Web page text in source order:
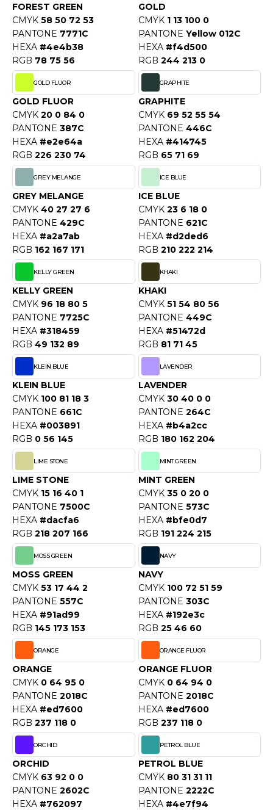
LEWIS
ATHLETIC®
ATHLETIC® COLLECTION
ETIQUETTE
CLOTHING
DENIM
ONE TOWELLING
CITY
MILL
FOREST GREEN
CMYK 58 50 72 53
PANTONE 7771C
HEXA #4e4b38
RGB 78 75 56
GOLD
CMYK 1 13 100 0
PANTONE Yellow 012C
HEXA #f4d500
RGB 244 213 0
GOLD FLUOR
GOLD FLUOR
CMYK 20 0 84 0
PANTONE 387C
HEXA #e2e64a
RGB 226 230 74
GRAPHITE
GRAPHITE
CMYK 69 52 55 54
PANTONE 446C
HEXA #414745
RGB 65 71 69
GREY MELANGE
GREY MELANGE
CMYK 40 27 27 6
PANTONE 429C
HEXA #a2a7ab
RGB 162 167 171
ICE BLUE
ICE BLUE
CMYK 23 6 18 0
PANTONE 621C
HEXA #d2ded6
RGB 210 222 214
KELLY GREEN
KELLY GREEN
CMYK 96 18 80 5
PANTONE 7725C
HEXA #318459
RGB 49 132 89
KHAKI
KHAKI
CMYK 51 54 80 56
PANTONE 449C
HEXA #51472d
RGB 81 71 45
KLEIN BLUE
KLEIN BLUE
CMYK 100 81 18 3
PANTONE 661C
HEXA #003891
RGB 0 56 145
LAVENDER
LAVENDER
CMYK 30 40 0 0
PANTONE 264C
HEXA #b4a2cc
RGB 180 162 204
LIME STONE
LIME STONE
CMYK 15 16 40 1
PANTONE 7500C
HEXA #dacfa6
RGB 218 207 166
MINT GREEN
MINT GREEN
CMYK 35 0 20 0
PANTONE 573C
HEXA #bfe0d7
RGB 191 224 215
MOSS GREEN
MOSS GREEN
CMYK 53 17 44 2
PANTONE 557C
HEXA #91ad99
RGB 145 173 153
NAVY
NAVY
CMYK 100 72 51 59
PANTONE 303C
HEXA #192e3c
RGB 25 46 60
ORANGE
ORANGE
CMYK 0 64 95 0
PANTONE 2018C
HEXA #ed7600
RGB 237 118 0
ORANGE FLUOR
ORANGE FLUOR
CMYK 0 64 94 0
PANTONE 2018C
HEXA #ed7600
RGB 237 118 0
ORCHID
ORCHID
CMYK 63 92 0 0
PANTONE 2602C
HEXA #762097
PETROL BLUE
PETROL BLUE
CMYK 80 31 31 11
PANTONE 2222C
HEXA #4e7f94